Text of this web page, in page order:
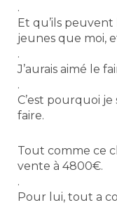
.
Et qu’ils
jeunes que moi,
.
J’aurais aimé le
.
C’est pourquoi
faire.
Tout comme ce
vente à 4800€.
.
Pour lui, tout a